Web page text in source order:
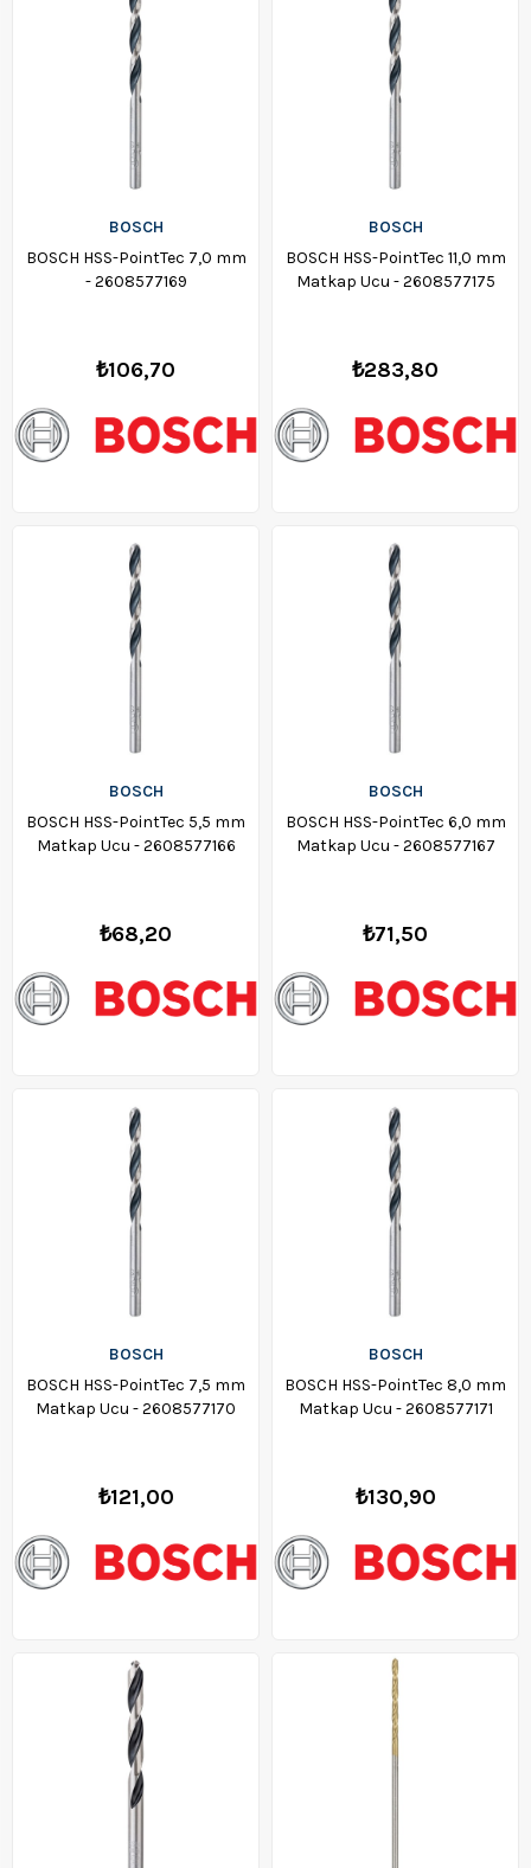
BOSCH
BOSCH HSS-PointTec 7,0 mm
- 2608577169
₺106,70
BOSCH
BOSCH HSS-PointTec 11,0 mm
Matkap Ucu - 2608577175
₺283,80
BOSCH
BOSCH HSS-PointTec 5,5 mm
Matkap Ucu - 2608577166
₺68,20
BOSCH
BOSCH HSS-PointTec 6,0 mm
Matkap Ucu - 2608577167
₺71,50
BOSCH
BOSCH HSS-PointTec 7,5 mm
Matkap Ucu - 2608577170
₺121,00
BOSCH
BOSCH HSS-PointTec 8,0 mm
Matkap Ucu - 2608577171
₺130,90